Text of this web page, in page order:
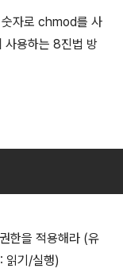
자로 chmod를 사
사용하는 8진법 방
한을 적용해라 (유
읽기/실행)